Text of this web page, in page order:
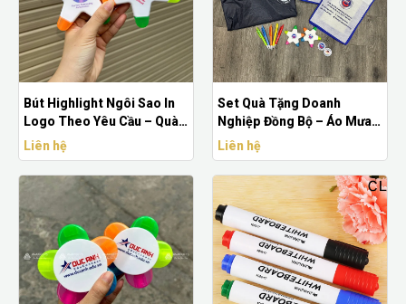
Bút Highlight Ngôi Sao In
Logo Theo Yêu Cầu – Quà
Tặng Sáng Tạo, Giá Rẻ
Liên hệ
Set Quà Tặng Doanh
Nghiệp Đồng Bộ – Áo Mưa,
Túi Vải & Văn Phòng Phẩm
Liên hệ